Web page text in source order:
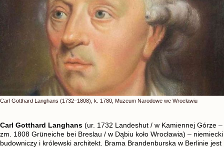
Carl Gotthard Langhans (1732–1808), k. 1780, Muzeum Narodowe we Wrocławiu
Carl Gotthard Langhans (ur. 1732 Landeshut / w Kamiennej Górze –
zm. 1808 Grüneiche bei Breslau / w Dąbiu koło Wrocławia) – niemiecki
budowniczy i królewski architekt. Brama Brandenburska w Berlinie jest